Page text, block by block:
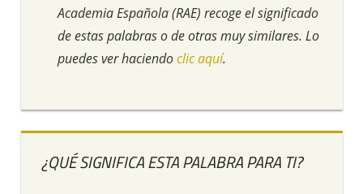
Academia Española (RAE) recoge el significado
de estas palabras o de otras muy similares. Lo
puedes ver haciendoclic aquí.
¿QUÉ SIGNIFICA ESTA PALABRA PARA TI?